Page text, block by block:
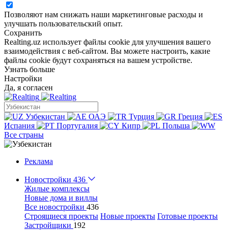
Позволяют нам снижать наши маркетинговые расходы и
улучшать пользовательский опыт.
Сохранить
Realting.uz использует файлы cookie для улучшения вашего
взаимодействия с веб-сайтом. Вы можете настроить, какие
файлы cookie будут сохраняться на вашем устройстве.
Узнать больше
Настройки
Да, я согласен
Узбекистан ОАЭ Турция
Греция
Испания
Португалия Кипр
Польша
Все страны
Реклама
Новостройки 436
Жилые комплексы
Новые дома и виллы
Все новостройки 436
Строящиеся проекты Новые проекты Готовые проекты
Застройщики 192